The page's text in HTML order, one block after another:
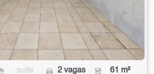
- suíte 2 vagas 61 m²